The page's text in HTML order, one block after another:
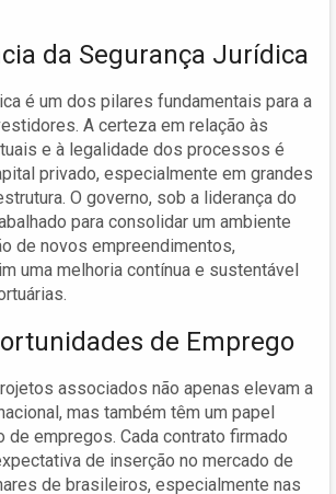
da Segurança Jurídica
é um dos pilares fundamentais para a
A certeza em relação às
e à legalidade dos processos é
privado, especialmente em grandes
O governo, sob a liderança do
para consolidar um ambiente
de novos empreendimentos,
uma melhoria contínua e sustentável
de Emprego
associados não apenas elevam a
mas também têm um papel
de empregos. Cada contrato firmado
de inserção no mercado de
de brasileiros, especialmente nas